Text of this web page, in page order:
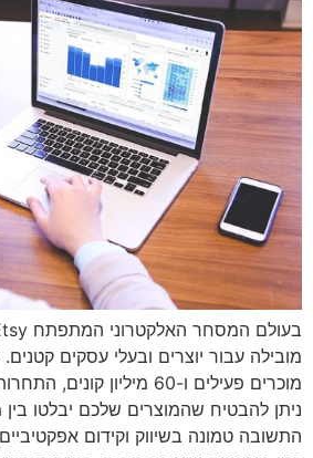
מוכרים פעילים ו-60 מיליון
ניתן להבטיח שהמוצרים שלכם יבלטו בין
התשובה טמונה בשיווק וקידום